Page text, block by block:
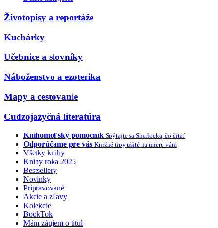
Životopisy a reportáže
Kuchárky
Učebnice a slovníky
Náboženstvo a ezoterika
Mapy a cestovanie
Cudzojazyčná literatúra
Knihomoľský pomocník Spýtajte sa Sherlocka, čo čítať
Odporúčame pre vás Knižné tipy ušité na mieru vám
Všetky knihy
Knihy roka 2025
Bestsellery
Novinky
Pripravované
Akcie a zľavy
Kolekcie
BookTok
Mám záujem o titul